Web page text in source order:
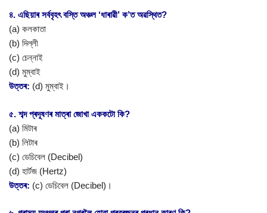
৪. এছিয়াৰ সৰ্ববৃহৎ বস্তি অঞ্চল ‘ধাৰাৱী’ ক’ত অৱস্থিত?
(a) কলকাতা
(b) দিল্লী
(c) চেন্নাই
(d) মুম্বাই
উত্তৰ: (d) মুম্বাই।
৫. শব্দ প্ৰদূষণৰ মাত্ৰা জোখা এককটো কি?
(a) মিটাৰ
(b) লিটাৰ
(c) ডেচিবেল (Decibel)
(d) হাৰ্টজ (Hertz)
উত্তৰ: (c) ডেচিবেল (Decibel)।